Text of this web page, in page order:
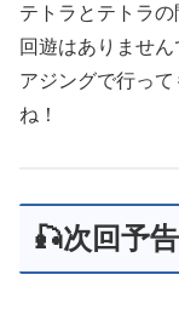
テトラとテトラ
回遊はありませ
アジングで行っ
ね！
🎣次回予告